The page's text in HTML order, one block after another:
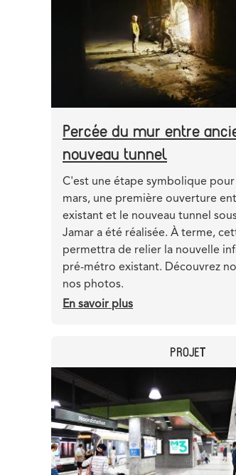
Percée du mur entre
nouveau tunnel
Teaser
C'est une étape symbolique
mars, une première ouverture
existant et le nouveau tunnel
Jamar a été réalisée. À terme,
permettra de relier la nouvelle
pré-métro existant. Découvrez
nos photos.
En savoir plus
ancien
et
nouveau
tunnel
PROJET
Header
Image